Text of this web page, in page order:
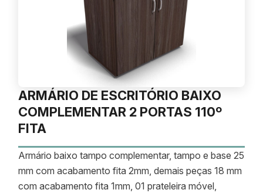
ARMÁRIO DE ESCRITÓRIO BAIXO
COMPLEMENTAR 2 PORTAS 110º
FITA
Armário baixo tampo complementar, tampo e base 25
mm com acabamento fita 2mm, demais peças 18 mm
com acabamento fita 1mm, 01 prateleira móvel,